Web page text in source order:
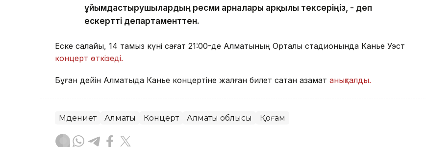
ұйымдастырушылардың ресми арналары арқылы тексеріңіз, - деп
ескертті департаменттен.
Еске салайық, 14 тамыз күні сағат 21:00-де Алматының Орталық стадионында Канье Уэст
концерт өткізеді.
Бұған дейін Алматыда Канье концертіне жалған билет сатқан азамат анықталды.
Мәдениет Алматы Концерт Алматы облысы Қоғам